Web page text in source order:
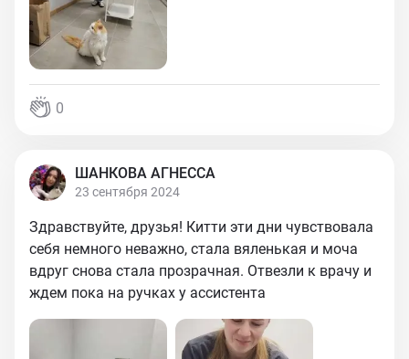
0
ШАНКОВА АГНЕССА
23 сентября 2024
Здравствуйте, друзья! Китти эти дни чувствовала
себя немного неважно, стала вяленькая и моча
вдруг снова стала прозрачная. Отвезли к врачу и
ждем пока на ручках у ассистента